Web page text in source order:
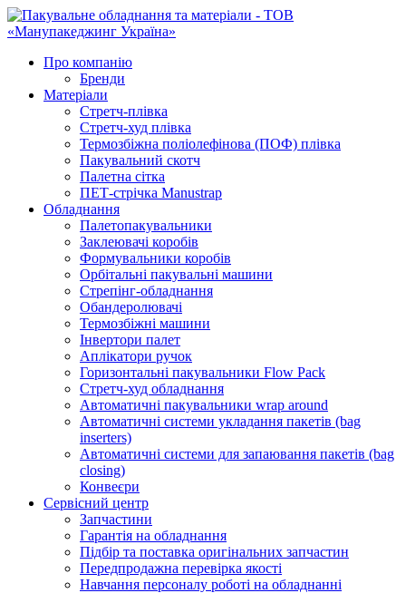
Про компанію
Бренди
Матеріали
Стретч-плівка
Стретч-худ плівка
Термозбіжна поліолефінова (ПОФ) плівка
Пакувальний скотч
Палетна сітка
ПЕТ-стрічка Manustrap
Обладнання
Палетопакувальники
Заклеювачі коробів
Формувальники коробів
Орбітальні пакувальні машини
Стрепінг-обладнання
Обандеролювачі
Термозбіжні машини
Інвертори палет
Аплікатори ручок
Горизонтальні пакувальники Flow Pack
Стретч-худ обладнання
Автоматичні пакувальники wrap around
Автоматичні системи укладання пакетів (bag
inserters)
Автоматичні системи для запаювання пакетів (bag
closing)
Конвеєри
Сервісний центр
Запчастини
Гарантія на обладнання
Підбір та поставка оригінальних запчастин
Передпродажна перевірка якості
Навчання персоналу роботі на обладнанні